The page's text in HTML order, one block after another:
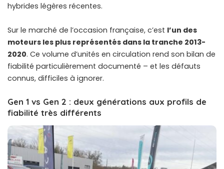
hybrides légères récentes.
Sur le marché de l’occasion française, c’est l’un des
moteurs les plus représentés dans la tranche 2013-
2020. Ce volume d’unités en circulation rend son bilan de
fiabilité particulièrement documenté – et les défauts
connus, difficiles à ignorer.
Gen 1 vs Gen 2 : deux générations aux profils de
fiabilité très différents